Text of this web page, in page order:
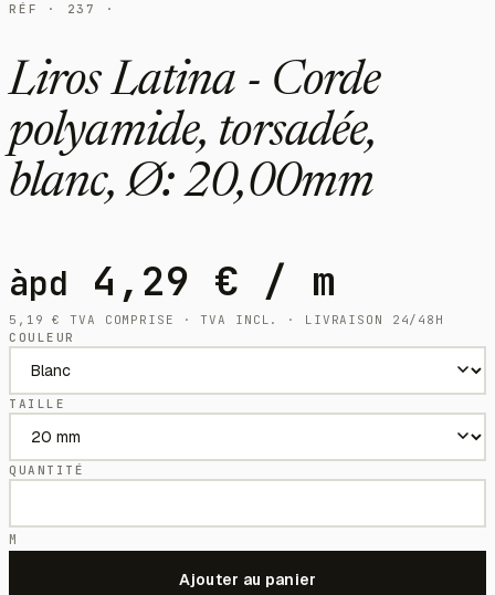
RÉF · 237 ·
Liros Latina - Corde
polyamide, torsadée,
blanc, Ø: 20,00mm
àpd 4,29 € / m
5,19€
TVA COMPRISE · TVA INCL. · LIVRAISON 24/48H
COULEUR
TAILLE
QUANTITÉ
M